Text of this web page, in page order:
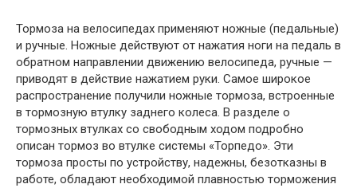
Тормоза на велосипедах применяют ножные (педальные)
и ручные. Ножные действуют от нажатия ноги на педаль в
обратном направлении движению велосипеда, ручные —
приводят в действие нажатием руки. Самое широкое
распространение получили ножные тормоза, встроенные
в тормозную втулку заднего колеса. В разделе о
тормозных втулках со свободным ходом подробно
описан тормоз во втулке системы «Торпедо». Эти
тормоза просты по устройству, надежны, безотказны в
работе, обладают необходимой плавностью торможения